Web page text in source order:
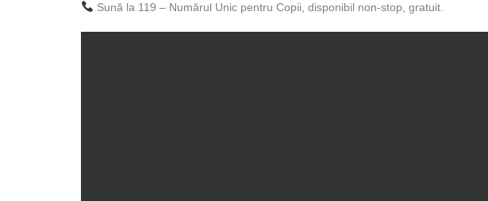
Sună la 119 – Numărul Unic pentru Copii, disponibil non-stop, gratuit.